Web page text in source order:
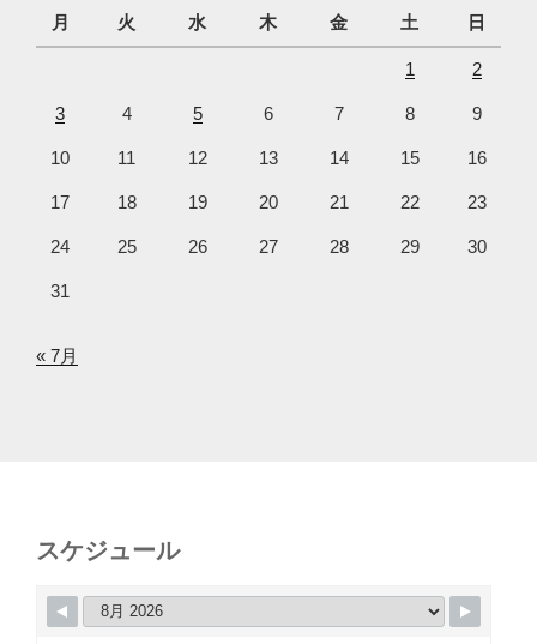
月 火 水 木 金 土 日
1 2
3 4 5 6 7 8 9
10 11 12 13 14 15 16
17 18 19 20 21 22 23
24 25 26 27 28 29 30
31
« 7月
スケジュール